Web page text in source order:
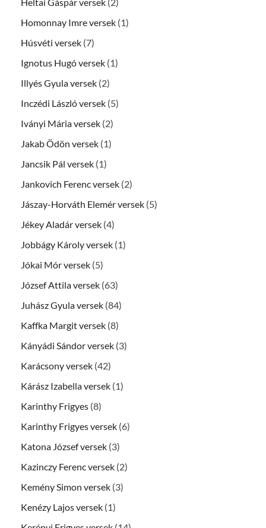
Homonnay Imre versek (1)
Húsvéti versek (7)
Ignotus Hugó versek (1)
Illyés Gyula versek (2)
Inczédi László versek (5)
Iványi Mária versek (2)
Jakab Ödön versek (1)
Jancsik Pál versek (1)
Jankovich Ferenc versek (2)
Jászay-Horváth Elemér versek (5)
Jékey Aladár versek (4)
Jobbágy Károly versek (1)
Jókai Mór versek (5)
József Attila versek (63)
Juhász Gyula versek (84)
Kaffka Margit versek (8)
Kányádi Sándor versek (3)
Karácsony versek (42)
Kárász Izabella versek (1)
Karinthy Frigyes (8)
Karinthy Frigyes versek (6)
Katona József versek (3)
Kazinczy Ferenc versek (2)
Kemény Simon versek (3)
Kenézy Lajos versek (1)